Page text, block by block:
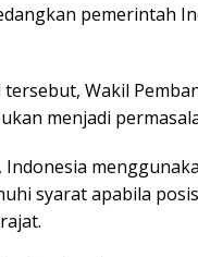
pemerintah
Wakil
menjadi
Indonesia
syarat apabila